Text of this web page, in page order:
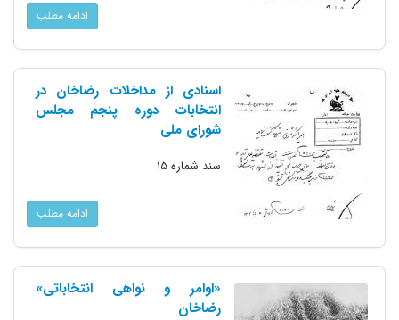
ادامه مطلب
اسنادی از مداخلات رضاخان در
انتخابات دوره پنجم مجلس
شورای ملی
سند شماره ۱۵
ادامه مطلب
«اوامر و نواهی انتخاباتی»
رضاخان